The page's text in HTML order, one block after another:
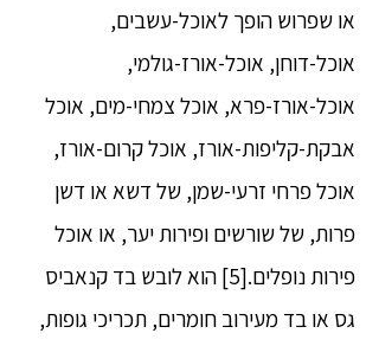
או שפרוש הופך לאוכל-עשבים,
אוכל-דוחן, אוכל-אורז-גולמי,
אוכל-אורז-פרא, אוכל צמחי-מים, אוכל
אבקת-קליפות-אורז, אוכל קרום-אורז,
אוכל פרחי זרעי-שמן, של דשא או דשן
פרות, של שורשים ופירות יער, או אוכל
פירות נופלים.[5] הוא לובש בד קנאביס
גס או בד מעירוב חומרים, תכריכי גופות,